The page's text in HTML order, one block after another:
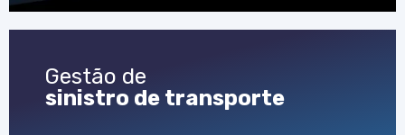
Gestão de
sinistro de transporte